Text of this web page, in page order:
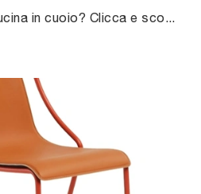
Cerchi una sedia da cucina in cuoio? Clicca e scopri il modello Sgabello Piuma di Midj per ultimare i tuoi interni ottimamente.